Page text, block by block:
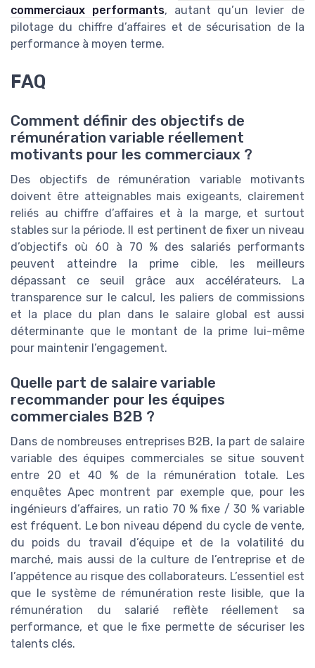
commerciaux performants, autant qu’un levier de
pilotage du chiffre d’affaires et de sécurisation de la
performance à moyen terme.
FAQ
Comment définir des objectifs de
rémunération variable réellement
motivants pour les commerciaux ?
Des objectifs de rémunération variable motivants
doivent être atteignables mais exigeants, clairement
reliés au chiffre d’affaires et à la marge, et surtout
stables sur la période. Il est pertinent de fixer un niveau
d’objectifs où 60 à 70 % des salariés performants
peuvent atteindre la prime cible, les meilleurs
dépassant ce seuil grâce aux accélérateurs. La
transparence sur le calcul, les paliers de commissions
et la place du plan dans le salaire global est aussi
déterminante que le montant de la prime lui-même
pour maintenir l’engagement.
Quelle part de salaire variable
recommander pour les équipes
commerciales B2B ?
Dans de nombreuses entreprises B2B, la part de salaire
variable des équipes commerciales se situe souvent
entre 20 et 40 % de la rémunération totale. Les
enquêtes Apec montrent par exemple que, pour les
ingénieurs d’affaires, un ratio 70 % fixe / 30 % variable
est fréquent. Le bon niveau dépend du cycle de vente,
du poids du travail d’équipe et de la volatilité du
marché, mais aussi de la culture de l’entreprise et de
l’appétence au risque des collaborateurs. L’essentiel est
que le système de rémunération reste lisible, que la
rémunération du salarié reflète réellement sa
performance, et que le fixe permette de sécuriser les
talents clés.